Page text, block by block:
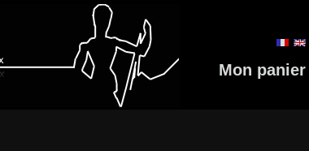
Mon panier